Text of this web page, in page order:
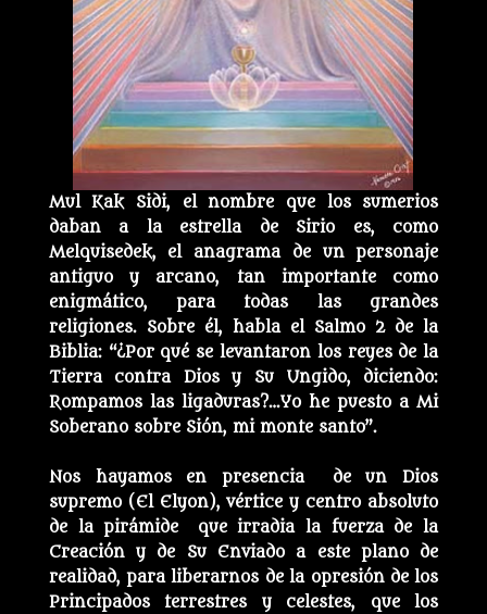
Mul Kak Sidi, el nombre que los sumerios
daban a la estrella de Sirio es, como
Melquisedek, el anagrama de un personaje
antiguo y arcano, tan importante como
enigmático, para todas las grandes
religiones. Sobre él, habla el Salmo 2 de la
Biblia: “¿Por qué se levantaron los reyes de la
Tierra contra Dios y Su Ungido, diciendo:
Rompamos las ligaduras?…Yo he puesto a Mi
Soberano sobre Sión, mi monte santo”.
Nos hayamos en presencia de un Dios
supremo (El Elyon), vértice y centro absoluto
de la pirámide que irradia la fuerza de la
Creación y de Su Enviado a este plano de
realidad, para liberarnos de la opresión de los
Principados terrestres y celestes, que los